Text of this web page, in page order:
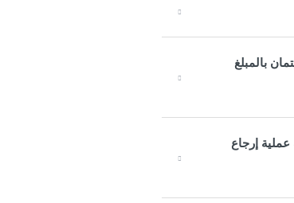
بالمبلغ
إرجاع